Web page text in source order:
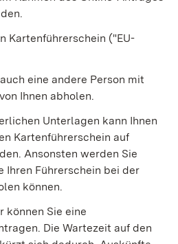
Kartenführerschein ("EU-
uch eine andere Person mit
Ihnen abholen.
Unterlagen kann Ihnen
Kartenführerschein auf
Ansonsten werden Sie
Ihren Führerschein bei der
können.
können Sie eine
Die Wartezeit auf den